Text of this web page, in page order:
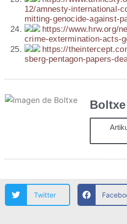
1​2​/​a​m​n​e​s​t​y​-​i​n​t​e​r​n​a​t​i​o​n​a​l​-​
m​i​t​t​i​n​g​-​g​e​n​o​c​i​d​e​-​a​g​a​i​n​s​t​-​
https://​www​.hrw​.org/​
c​r​i​m​e​-​e​x​t​e​r​m​i​n​a​t​i​o​n​-​a​c​t​s​-​
https://​
s​b​e​r​g​-​p​e​n​t​a​g​o​n​-​p​a​p​e​r​s​-​
Boltxe
Twitter